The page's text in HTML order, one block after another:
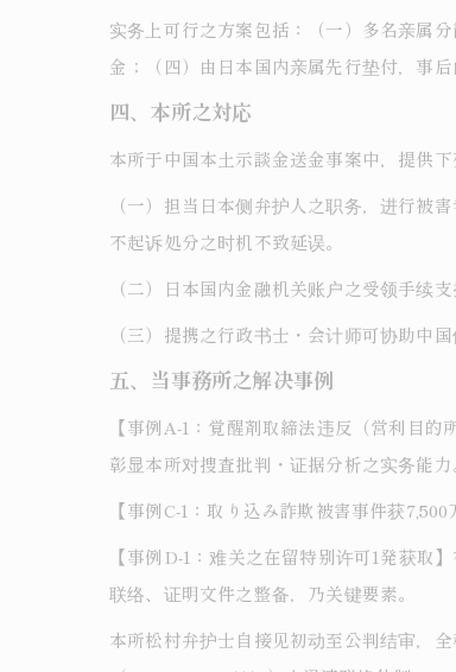
实务上可行之方案包括：（一）多名亲属
金；（四）由日本国内亲属先行垫付，事
四、本所之対応
本所于中国本土示談金送金事案中，提供下
（一）担当日本侧弁护人之职务，进行被
不起诉処分之时机不致延误。
（二）日本国内金融机关账户之受领手续
（三）提携之行政书士・会计师可协助中
五、当事務所之解决事例
【事例A-1：覚醒剤取締法违反（営利目
彰显本所对捜査批判・证据分析之实务能力
【事例C-1：取り込み詐欺被害事件获
【事例D-1：难关之在留特别许可1発获取
联络、证明文件之整备，乃关键要素。
本所松村弁护士自接见初动至公判结审，